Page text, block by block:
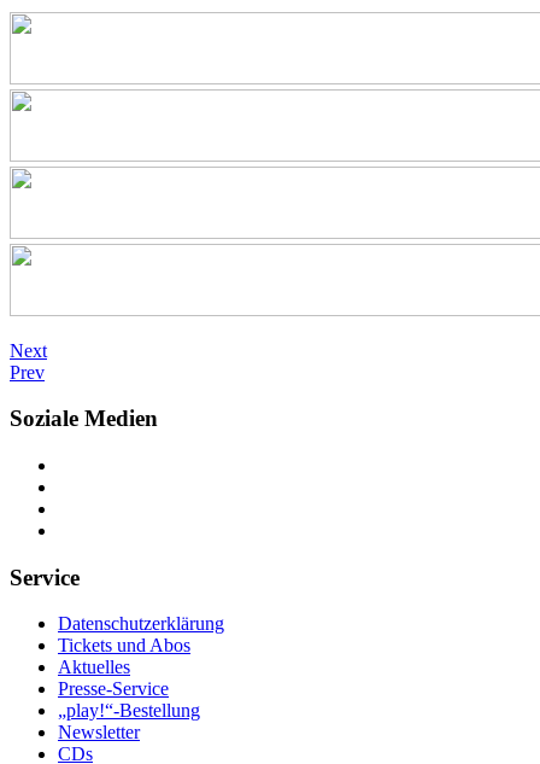
Next
Prev
Soziale Medien
Service
Datenschutzerklärung
Tickets und Abos
Aktuelles
Presse-Service
„play!“-Bestellung
Newsletter
CDs